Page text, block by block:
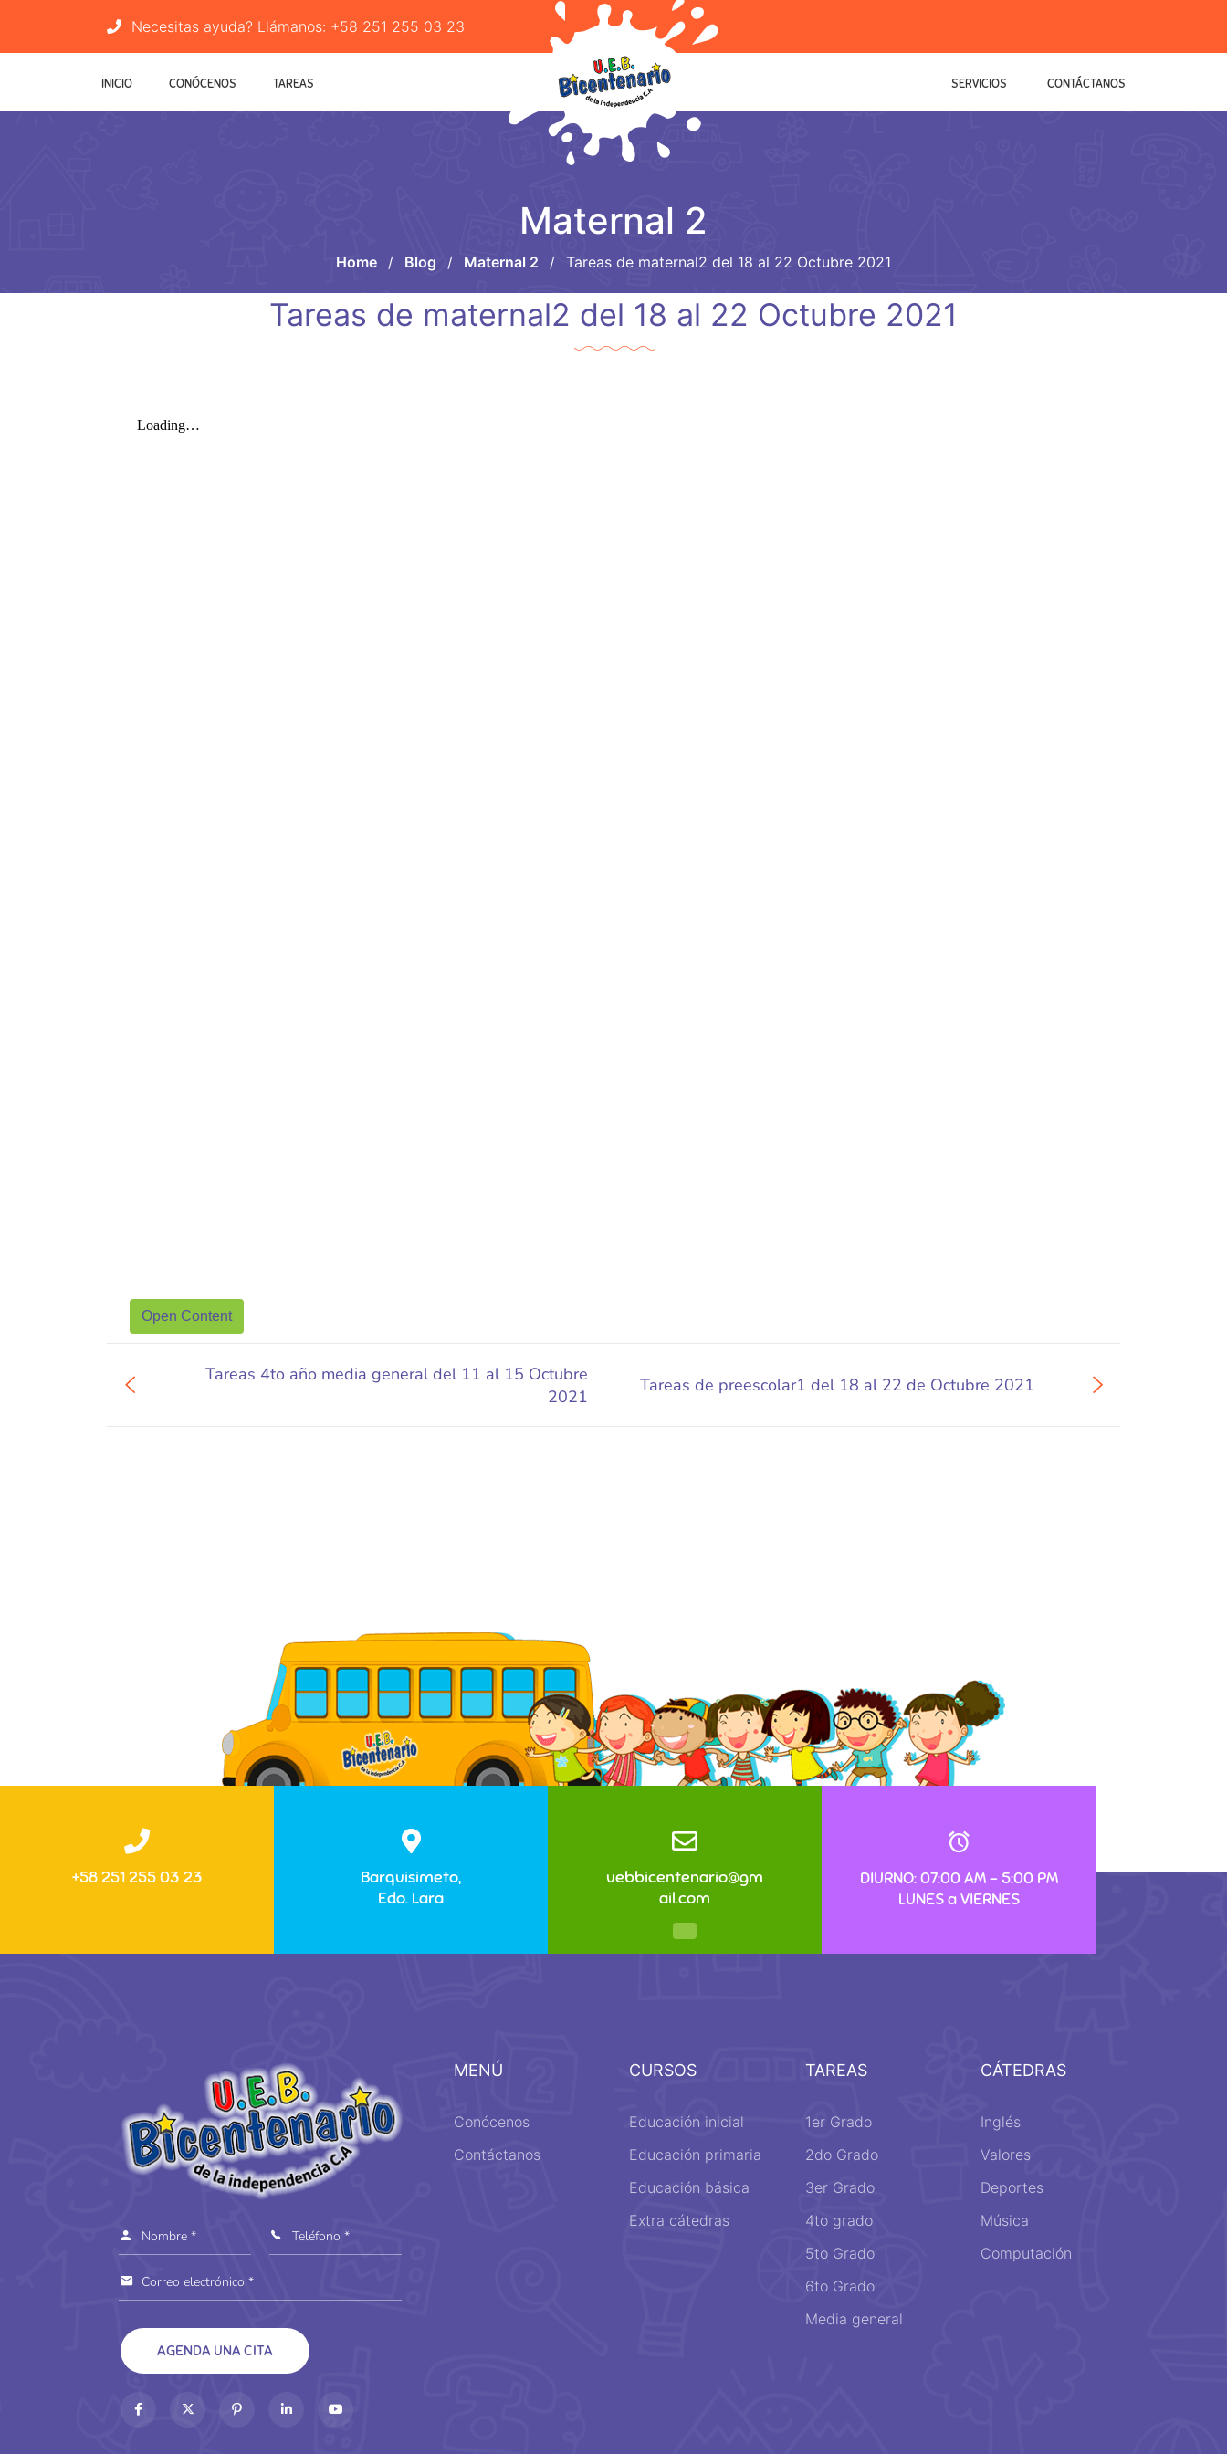
Necesitas ayuda? Llámanos: +58 251 255 03 23
INICIO CONÓCENOS TAREAS SERVICIOS CONTÁCTANOS
Maternal 2
Home / Blog / Maternal 2 / Tareas de maternal2 del 18 al 22 Octubre 2021
Tareas de maternal2 del 18 al 22 Octubre 2021
Open Content
Tareas de preescolar1 del 18 al 22 de Octubre 2021
Tareas 4to año media general del 11 al 15 Octubre
2021
+58 251 255 03 23
Barquisimeto,
Edo. Lara
uebbicentenario@gm
ail.com
DIURNO: 07:00 AM – 5:00 PM
LUNES a VIERNES
MENÚ
Conócenos
Contáctanos
CURSOS
Educación inicial
Educación primaria
Educación básica
Extra cátedras
TAREAS
1er Grado
2do Grado
3er Grado
4to grado
5to Grado
6to Grado
Media general
CÁTEDRAS
Inglés
Valores
Deportes
Música
Computación